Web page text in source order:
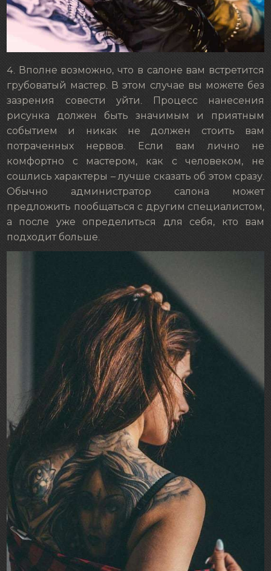
4. Вполне возможно, что в салоне вам встретится
грубоватый мастер. В этом случае вы можете без
зазрения совести уйти. Процесс нанесения
рисунка должен быть значимым и приятным
событием и никак не должен стоить вам
потраченных нервов. Если вам лично не
комфортно с мастером, как с человеком, не
сошлись характеры – лучше сказать об этом сразу.
Обычно администратор салона может
предложить пообщаться с другим специалистом,
а после уже определиться для себя, кто вам
подходит больше.